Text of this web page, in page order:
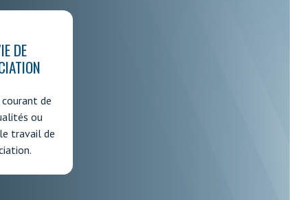
DE
de
ou
travail de